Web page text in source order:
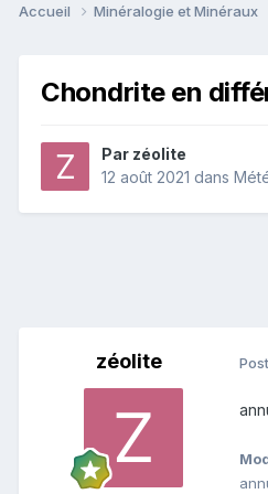
Accueil Minéralogie et Minéraux
Chondrite en
Par zéolite
12 août 2021 dans
zéolite